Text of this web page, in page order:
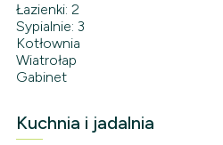
Łazienki: 2
Sypialnie: 3
Kotłownia
Wiatrołap
Gabinet
Kuchnia i jadalnia